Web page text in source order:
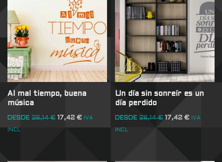
Al mal tiempo, buena
música
DESDE 26,14€ 17,42 € IVA
INCL
Un día sin sonreír es un
día perdido
DESDE 26,14€ 17,42€ IVA
INCL